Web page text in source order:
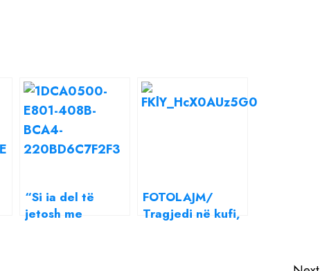
“Si ia del të
jetosh me
FOTOLAJM/
Tragjedi në kufi,